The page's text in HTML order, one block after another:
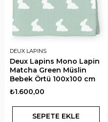
DEUX LAPINS
Deux Lapins Mono Lapin
Matcha Green Müslin
Bebek Örtü 100x100 cm
₺1.600,00
SEPETE EKLE